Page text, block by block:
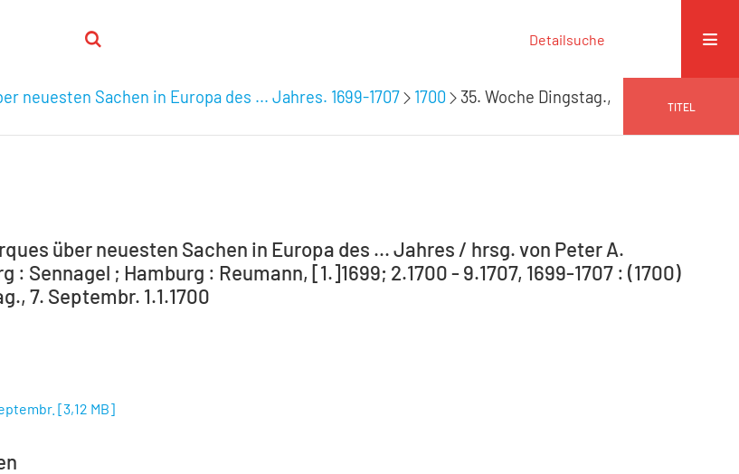
Detailsuche
neuesten Sachen in Europa des ... Jahres. 1699-1707 1700
35. Woche Dingstag.,
TITEL
über neuesten Sachen in Europa des ... Jahres / hrsg. von Peter A.
: Sennagel ; Hamburg : Reumann, [1.]1699; 2.1700 - 9.1707, 1699-1707 : (1700)
7. Septembr. 1.1.1700
[3,12 MB]